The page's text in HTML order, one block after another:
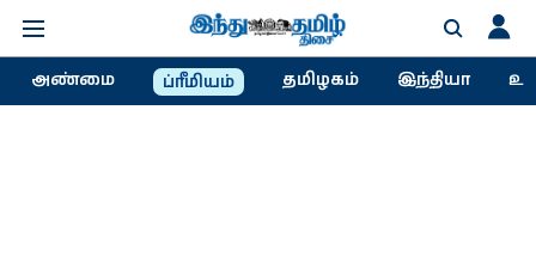
அண்மை ப்ரீமியம் தமிழகம் இந்தியா